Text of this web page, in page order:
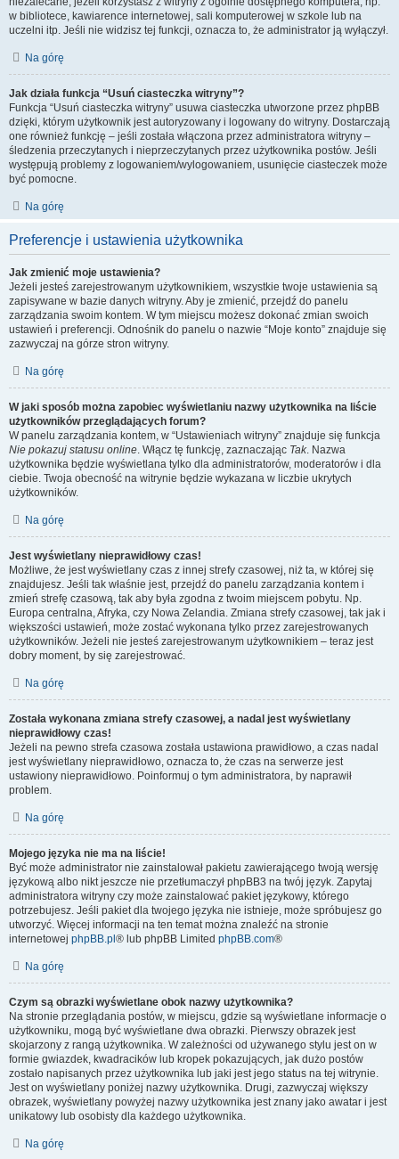
w bibliotece, kawiarence internetowej, sali komputerowej w szkole lub na
uczelni itp. Jeśli nie widzisz tej funkcji, oznacza to, że administrator ją wyłączył.
Na górę
Jak działa funkcja “Usuń ciasteczka witryny”?
Funkcja “Usuń ciasteczka witryny” usuwa ciasteczka utworzone przez phpBB
dzięki, którym użytkownik jest autoryzowany i logowany do witryny. Dostarczają
one również funkcję – jeśli została włączona przez administratora witryny –
śledzenia przeczytanych i nieprzeczytanych przez użytkownika postów. Jeśli
występują problemy z logowaniem/wylogowaniem, usunięcie ciasteczek może
być pomocne.
Na górę
Preferencje i ustawienia użytkownika
Jak zmienić moje ustawienia?
Jeżeli jesteś zarejestrowanym użytkownikiem, wszystkie twoje ustawienia są
zapisywane w bazie danych witryny. Aby je zmienić, przejdź do panelu
zarządzania swoim kontem. W tym miejscu możesz dokonać zmian swoich
ustawień i preferencji. Odnośnik do panelu o nazwie “Moje konto” znajduje się
zazwyczaj na górze stron witryny.
Na górę
W jaki sposób można zapobiec wyświetlaniu nazwy użytkownika na liście
użytkowników przeglądających forum?
W panelu zarządzania kontem, w “Ustawieniach witryny” znajduje się funkcja
Nie pokazuj statusu online. Włącz tę funkcję, zaznaczając Tak. Nazwa
użytkownika będzie wyświetlana tylko dla administratorów, moderatorów i dla
ciebie. Twoja obecność na witrynie będzie wykazana w liczbie ukrytych
użytkowników.
Na górę
Jest wyświetlany nieprawidłowy czas!
Możliwe, że jest wyświetlany czas z innej strefy czasowej, niż ta, w której się
znajdujesz. Jeśli tak właśnie jest, przejdź do panelu zarządzania kontem i
zmień strefę czasową, tak aby była zgodna z twoim miejscem pobytu. Np.
Europa centralna, Afryka, czy Nowa Zelandia. Zmiana strefy czasowej, tak jak i
większości ustawień, może zostać wykonana tylko przez zarejestrowanych
użytkowników. Jeżeli nie jesteś zarejestrowanym użytkownikiem – teraz jest
dobry moment, by się zarejestrować.
Na górę
Została wykonana zmiana strefy czasowej, a nadal jest wyświetlany
nieprawidłowy czas!
Jeżeli na pewno strefa czasowa została ustawiona prawidłowo, a czas nadal
jest wyświetlany nieprawidłowo, oznacza to, że czas na serwerze jest
ustawiony nieprawidłowo. Poinformuj o tym administratora, by naprawił
problem.
Na górę
Mojego języka nie ma na liście!
Być może administrator nie zainstalował pakietu zawierającego twoją wersję
językową albo nikt jeszcze nie przetłumaczył phpBB3 na twój język. Zapytaj
administratora witryny czy może zainstalować pakiet językowy, którego
potrzebujesz. Jeśli pakiet dla twojego języka nie istnieje, może spróbujesz go
utworzyć. Więcej informacji na ten temat można znaleźć na stronie
internetowej phpBB.pl ® lub phpBB Limited phpBB.com®
Na górę
Czym są obrazki wyświetlane obok nazwy użytkownika?
Na stronie przeglądania postów, w miejscu, gdzie są wyświetlane informacje o
użytkowniku, mogą być wyświetlane dwa obrazki. Pierwszy obrazek jest
skojarzony z rangą użytkownika. W zależności od używanego stylu jest on w
formie gwiazdek, kwadracików lub kropek pokazujących, jak dużo postów
zostało napisanych przez użytkownika lub jaki jest jego status na tej witrynie.
Jest on wyświetlany poniżej nazwy użytkownika. Drugi, zazwyczaj większy
obrazek, wyświetlany powyżej nazwy użytkownika jest znany jako awatar i jest
unikatowy lub osobisty dla każdego użytkownika.
Na górę